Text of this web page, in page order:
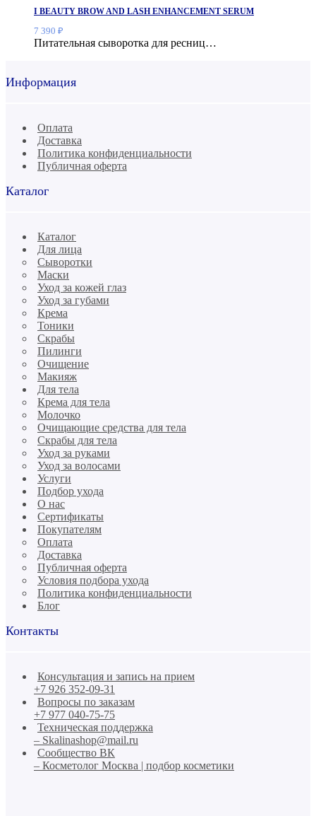
I BEAUTY BROW AND LASH ENHANCEMENT SERUM
7 390 ₽
Питательная сыворотка для ресниц…
Информация
Оплата
Доставка
Политика конфиденциальности
Публичная оферта
Каталог
Каталог
Для лица
Сыворотки
Маски
Уход за кожей глаз
Уход за губами
Крема
Тоники
Скрабы
Пилинги
Очищение
Макияж
Для тела
Крема для тела
Молочко
Очищающие средства для тела
Скрабы для тела
Уход за руками
Уход за волосами
Услуги
Подбор ухода
О нас
Сертификаты
Покупателям
Оплата
Доставка
Публичная оферта
Условия подбора ухода
Политика конфиденциальности
Блог
Контакты
Консультация и запись на прием
+7 926 352-09-31
Вопросы по заказам
+7 977 040-75-75
Техническая поддержка
– Skalinashop@mail.ru
Сообщество ВК
– Косметолог Москва | подбор косметики